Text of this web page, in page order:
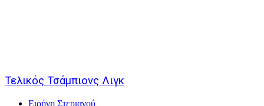
Τελικός Τσάμπιονς Λιγκ
Ειρήνη Στεριανού